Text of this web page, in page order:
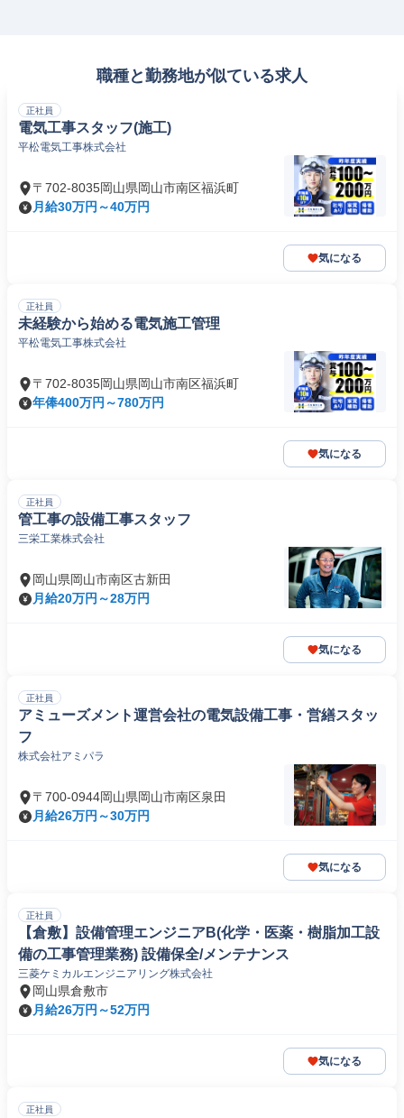
職種と勤務地が似ている求人
正社員
電気工事スタッフ(施工)
平松電気工事株式会社
〒702-8035岡山県岡山市南区福浜町
月給30万円～40万円
気になる
正社員
未経験から始める電気施工管理
平松電気工事株式会社
〒702-8035岡山県岡山市南区福浜町
年俸400万円～780万円
気になる
正社員
管工事の設備工事スタッフ
三栄工業株式会社
岡山県岡山市南区古新田
月給20万円～28万円
気になる
正社員
アミューズメント運営会社の電気設備工事・営繕スタッ
フ
株式会社アミパラ
〒700-0944岡山県岡山市南区泉田
月給26万円～30万円
気になる
正社員
【倉敷】設備管理エンジニアB(化学・医薬・樹脂加工設
備の工事管理業務) 設備保全/メンテナンス
三菱ケミカルエンジニアリング株式会社
岡山県倉敷市
月給26万円～52万円
気になる
正社員